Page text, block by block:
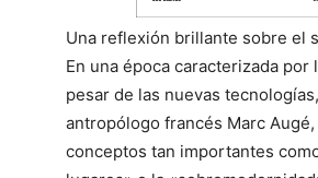
Una reflexión brillante sobre el
En una época caracterizada por
pesar de las nuevas
antropólogo francés Marc
conceptos tan importantes